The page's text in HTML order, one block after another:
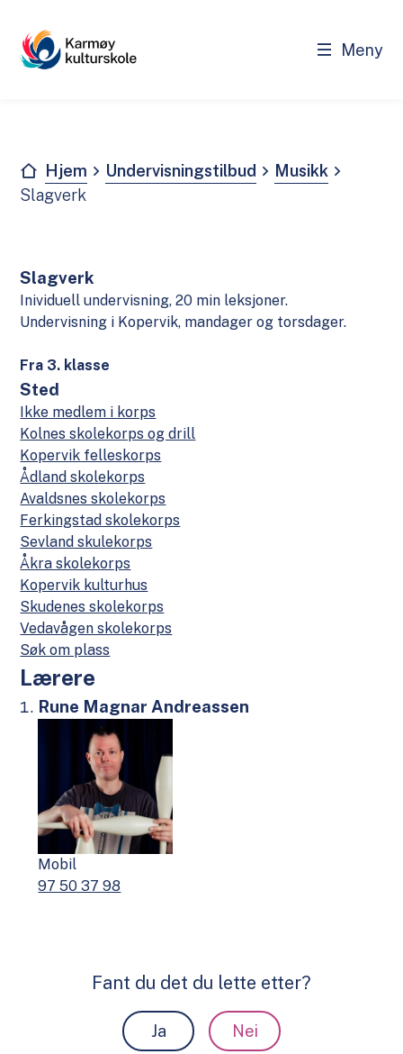
Meny
Du er her:
Hjem Undervisningstilbud
Musikk
Slagverk
Slagverk
Inividuell undervisning, 20 min leksjoner.
Undervisning i Kopervik, mandager og torsdager.
Fra 3. klasse
Sted
Ikke medlem i korps
Kolnes skolekorps og drill
Kopervik felleskorps
Ådland skolekorps
Avaldsnes skolekorps
Ferkingstad skolekorps
Sevland skulekorps
Åkra skolekorps
Kopervik kulturhus
Skudenes skolekorps
Vedavågen skolekorps
Søk om plass
Lærere
Rune Magnar Andreassen
Mobil
97 50 37 98
Fant du det du lette etter?
Ja Nei